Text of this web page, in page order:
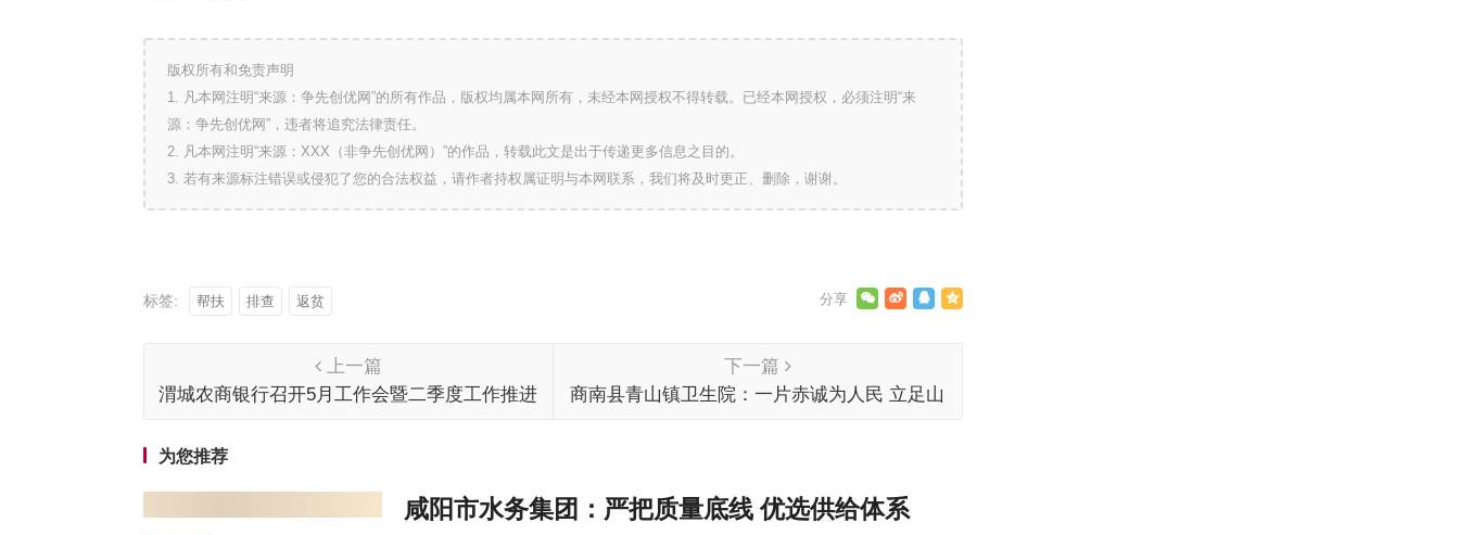
版权所有和免责声明
1. 凡本网注明“来源：争先创优网”的所有作品，版权均属本网所有，未经本网授权不得转载。已经本网授权，必须注明“来
源：争先创优网”，违者将追究法律责任。
2. 凡本网注明“来源：XXX（非争先创优网）”的作品，转载此文是出于传递更多信息之目的。
3. 若有来源标注错误或侵犯了您的合法权益，请作者持权属证明与本网联系，我们将及时更正、删除，谢谢。
标签: 帮扶 排查 返贫
上一篇
渭城农商银行召开5月工作会暨二季度工作推进
下一篇
商南县青山镇卫生院：一片赤诚为人民 立足山
为您推荐
咸阳市水务集团：严把质量底线 优选供给体系